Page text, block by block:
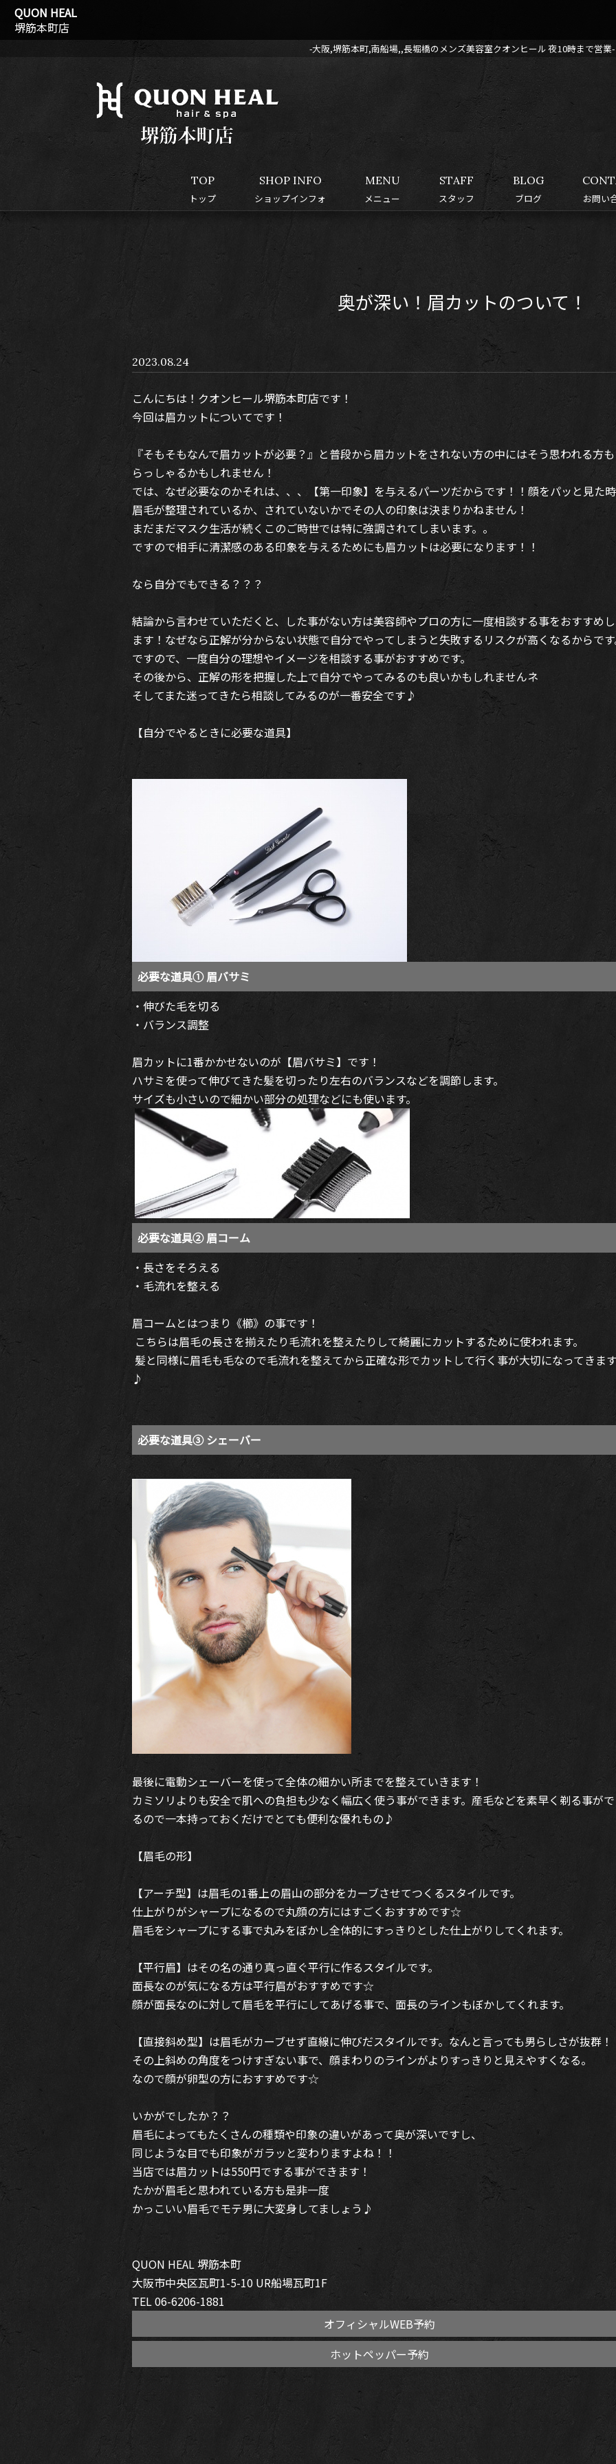
QUON HEAL
堺筋本町店
-大阪,堺筋本町,南船場,,長堀橋のメンズ美容室クオンヒール 夜10時まで営業-
TOP
トップ
SHOP INFO
ショップインフォ
MENU
メニュー
STAFF
スタッフ
BLOG
ブログ お問い
奥が深い！眉カットのついて！
2023.08.24
こんにちは！クオンヒール堺筋本町店です！
今回は眉カットについてです！
『そもそもなんで眉カットが必要？』と普段から眉カットをされない方の中にはそう思われる方
らっしゃるかもしれません！
では、なぜ必要なのかそれは、、、【第一印象】を与えるパーツだからです！！顔をパッと見た
眉毛が整理されているか、されていないかでその人の印象は決まりかねません！
まだまだマスク生活が続くこのご時世では特に強調されてしまいます。。
ですので相手に清潔感のある印象を与えるためにも眉カットは必要になります！！
なら自分でもできる？？？
結論から言わせていただくと、した事がない方は美容師やプロの方に一度相談する事をおすすめ
ます！なぜなら正解が分からない状態で自分でやってしまうと失敗するリスクが高くなるからで
ですので、一度自分の理想やイメージを相談する事がおすすめです。
その後から、正解の形を把握した上で自分でやってみるのも良いかもしれませんネ
そしてまた迷ってきたら相談してみるのが一番安全です♪
【自分でやるときに必要な道具】
必要な道具① 眉バサミ
・伸びた毛を切る
・バランス調整
眉カットに1番かかせないのが【眉バサミ】です！
ハサミを使って伸びてきた髪を切ったり左右のバランスなどを調節します。
サイズも小さいので細かい部分の処理などにも使います。
必要な道具② 眉コーム
・長さをそろえる
・毛流れを整える
眉コームとはつまり《櫛》の事です！
こちらは眉毛の長さを揃えたり毛流れを整えたりして綺麗にカットするために使われます。
髪と同様に眉毛も毛なので毛流れを整えてから正確な形でカットして行く事が大切になってきま
♪
必要な道具③ シェーバー
最後に電動シェーバーを使って全体の細かい所までを整えていきます！
カミソリよりも安全で肌への負担も少なく幅広く使う事ができます。産毛などを素早く剃る事が
るので一本持っておくだけでとても便利な優れもの♪
【眉毛の形】
【アーチ型】は眉毛の1番上の眉山の部分をカーブさせてつくるスタイルです。
仕上がりがシャープになるので丸顔の方にはすごくおすすめです☆
眉毛をシャープにする事で丸みをぼかし全体的にすっきりとした仕上がりしてくれます。
【平行眉】はその名の通り真っ直ぐ平行に作るスタイルです。
面長なのが気になる方は平行眉がおすすめです☆
顔が面長なのに対して眉毛を平行にしてあげる事で、面長のラインもぼかしてくれます。
【直接斜め型】は眉毛がカーブせず直線に伸びだスタイルです。なんと言っても男らしさが抜群！
その上斜めの角度をつけすぎない事で、顔まわりのラインがよりすっきりと見えやすくなる。
なので顔が卵型の方におすすめです☆
いかがでしたか？？
眉毛によってもたくさんの種類や印象の違いがあって奥が深いですし、
同じような目でも印象がガラッと変わりますよね！！
当店では眉カットは550円でする事ができます！
たかが眉毛と思われている方も是非一度
かっこいい眉毛でモテ男に大変身してましょう♪
QUON HEAL 堺筋本町
大阪市中央区瓦町1-5-10 UR船場瓦町1F
TEL 06-6206-1881
オフィシャルWEB予約
ホットペッパー予約